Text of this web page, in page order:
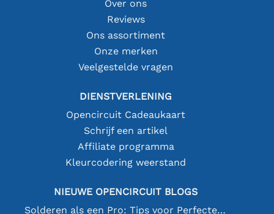
Over ons
Reviews
Ons assortiment
Onze merken
Veelgestelde vragen
DIENSTVERLENING
Opencircuit Cadeaukaart
Schrijf een artikel
Affiliate programma
Kleurcodering weerstand
NIEUWE OPENCIRCUIT BLOGS
Solderen als een Pro: Tips voor Perfecte Elektronische Verbindingen